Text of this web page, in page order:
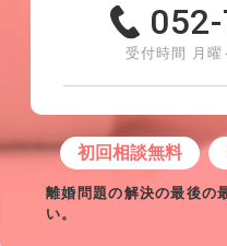
受付時間 月
初回相談無料
離婚問題の解決の最後の
い。